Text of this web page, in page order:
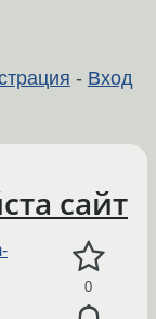
- Вход
сайт
0